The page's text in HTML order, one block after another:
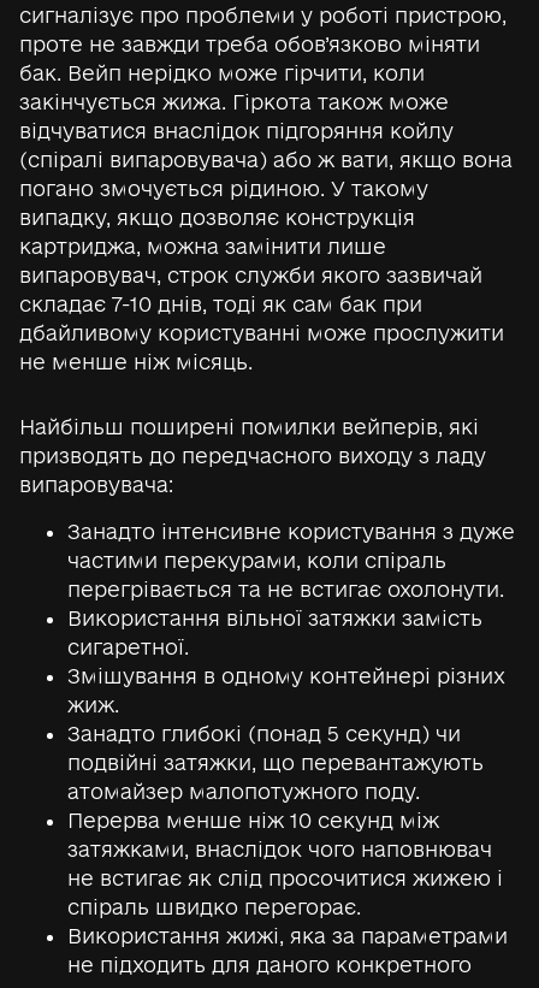
сигналізує про проблеми у роботі пристрою,
проте не завжди треба обов’язково міняти
бак. Вейп нерідко може гірчити, коли
закінчується жижа. Гіркота також може
відчуватися внаслідок підгоряння койлу
(спіралі випаровувача) або ж вати, якщо вона
погано змочується рідиною. У такому
випадку, якщо дозволяє конструкція
картриджа, можна замінити лише
випаровувач, строк служби якого зазвичай
складає 7-10 днів, тоді як сам бак при
дбайливому користуванні може прослужити
не менше ніж місяць.
Найбільш поширені помилки вейперів, які
призводять до передчасного виходу з ладу
випаровувача:
Занадто інтенсивне користування з дуже
частими перекурами, коли спіраль
перегрівається та не встигає охолонути.
Використання вільної затяжки замість
сигаретної.
Змішування в одному контейнері різних
жиж.
Занадто глибокі (понад 5 секунд) чи
подвійні затяжки, що перевантажують
атомайзер малопотужного поду.
Перерва менше ніж 10 секунд між
затяжками, внаслідок чого наповнювач
не встигає як слід просочитися жижею і
спіраль швидко перегорає.
Використання жижі, яка за параметрами
не підходить для даного конкретного